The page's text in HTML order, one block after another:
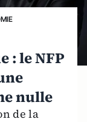
: le NFP
nulle
de la